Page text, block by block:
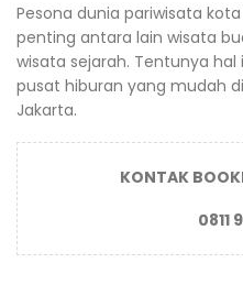
Pesona dunia pariwisata
penting antara lain wisata
wisata sejarah. Tentunya
pusat hiburan yang mudah
Jakarta.
KONTAK
0811